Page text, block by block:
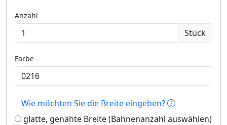
Anzahl
Stück
Farbe
Wie möchten Sie die Breite eingeben?
glatte, genähte Breite (Bahnenanzahl auswählen)